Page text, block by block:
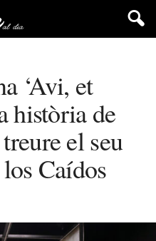
‘Avi, et
història de
el seu
Caídos